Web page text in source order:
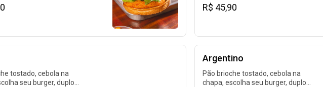
maionese. Para matar qualquer
fome!
R$ 45,90
tostado, cebola na
seu burger, duplo
Argentino
Pão brioche tostado, cebola na
chapa, escolha seu burger, duplo